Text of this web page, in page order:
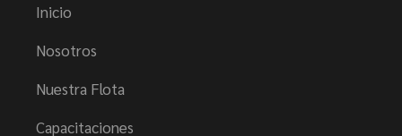
Inicio
Nosotros
Nuestra Flota
Capacitaciones